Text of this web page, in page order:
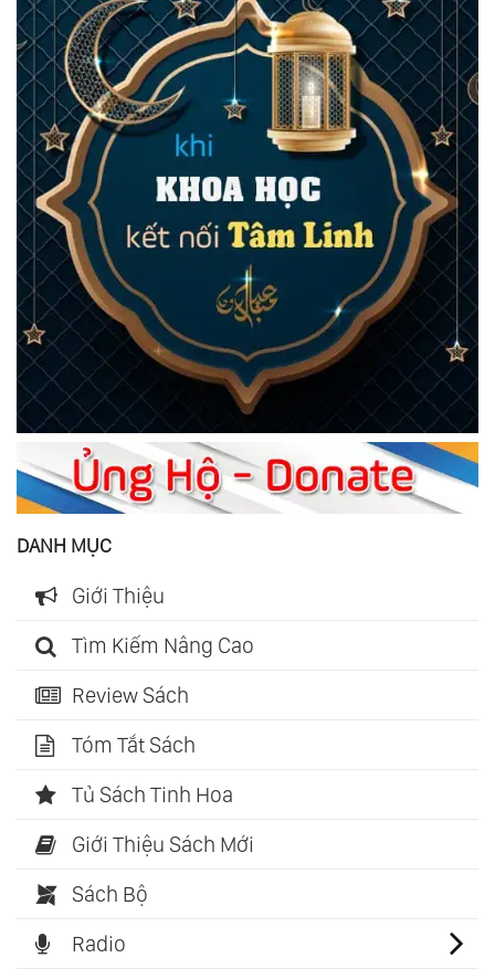
DANH MỤC
Giới Thiệu
Tìm Kiếm Nâng Cao
Review Sách
Tóm Tắt Sách
Tủ Sách Tinh Hoa
Giới Thiệu Sách Mới
Sách Bộ
Radio